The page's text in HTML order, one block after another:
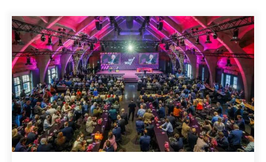
Rückblick auf die MyWay 2025